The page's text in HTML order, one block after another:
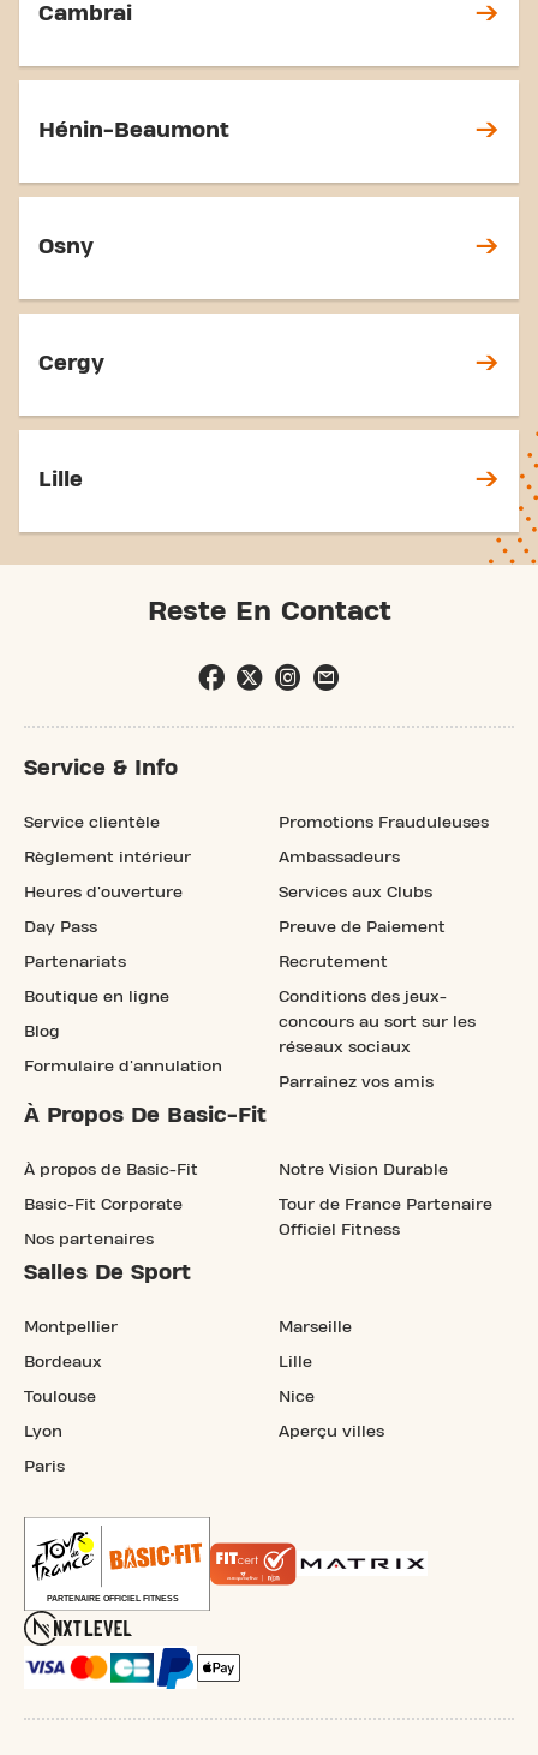
Cambrai
Hénin-Beaumont
Osny
Cergy
Lille
Reste En Contact
Service & Info
Service clientèle
Règlement intérieur
Heures d'ouverture
Day Pass
Partenariats
Boutique en ligne
Blog
Formulaire d'annulation
Promotions Frauduleuses
Ambassadeurs
Services aux Clubs
Preuve de Paiement
Recrutement
Conditions des jeux-
concours au sort sur les
réseaux sociaux
Parrainez vos amis
À Propos De Basic-Fit
À propos de Basic-Fit
Basic-Fit Corporate
Nos partenaires
Notre Vision Durable
Tour de France Partenaire
Officiel Fitness
Salles De Sport
Montpellier
Bordeaux
Toulouse
Lyon
Paris
Marseille
Lille
Nice
Aperçu villes